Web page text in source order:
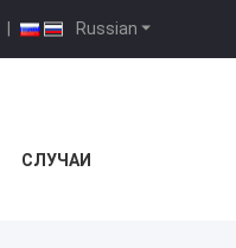
Russian
|
СЛУЧАИ